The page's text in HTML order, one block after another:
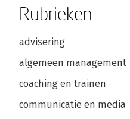
Rubrieken
advisering
algemeen management
coaching en trainen
communicatie en media